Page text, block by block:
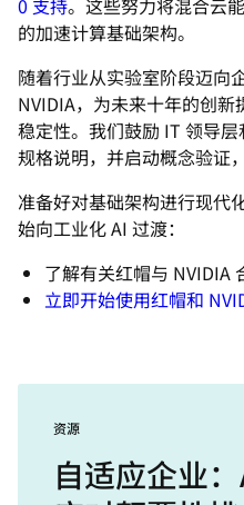
0 支持。这些努力将混合云
的加速计算基础架构。
随着行业从实验室阶段迈向
NVIDIA，为未来十年的创
稳定性。我们鼓励 IT 领导
规格说明，并启动概念验证
准备好对基础架构进行现代
始向工业化 AI 过渡：
了解有关红帽与 NVIDIA
立即开始使用红帽和
资源
自适应企业